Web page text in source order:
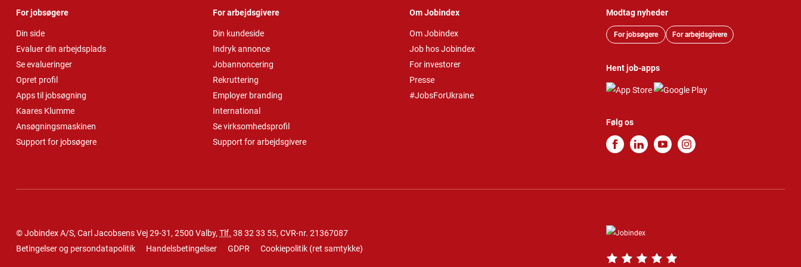
For jobsøgere
Din side
Evaluer din arbejdsplads
Se evalueringer
Opret profil
Apps til jobsøgning
Kaares Klumme
Ansøgningsmaskinen
Support for jobsøgere
For arbejdsgivere
Din kundeside
Indryk annonce
Jobannoncering
Rekruttering
Employer branding
International
Se virksomhedsprofil
Support for arbejdsgivere
Om Jobindex
Om Jobindex
Job hos Jobindex
For investorer
Presse
#JobsForUkraine
Modtag nyheder
For jobsøgere For arbejdsgivere
Hent job-apps
Følg os
© Jobindex A/S, Carl Jacobsens Vej 29-31, 2500 Valby, Tlf. 38 32 33 55, CVR-nr. 21367087
Betingelser og persondatapolitik
Handelsbetingelser GDPR Cookiepolitik (ret samtykke)